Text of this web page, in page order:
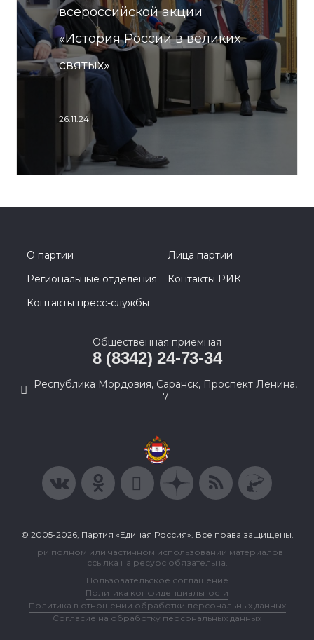
всероссийской акции
«История России в великих
святых»
26.11.24
О партии
Лица партии
Региональные отделения
Контакты РИК
Контакты пресс-службы
Общественная приемная
8 (8342) 24-73-34
Республика Мордовия, Саранск, Проспект Ленина,
7
© 2005-2026, Партия «Единая Россия». Все права защищены.
При полном или частичном использовании материалов
ссылка на ресурс обязательна.
Пользовательское соглашение
Политика конфиденциальности
Политика в отношении обработки персональных данных
Согласие на обработку персональных данных